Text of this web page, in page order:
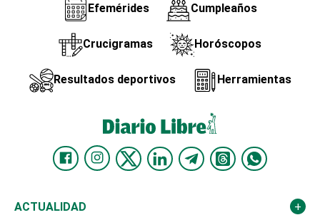
Efemérides Cumpleaños
Crucigramas Horóscopos
Resultados deportivos Herramientas
ACTUALIDAD